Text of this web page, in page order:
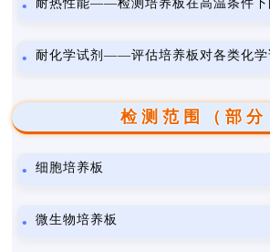
耐热性能——检测培养板在高温条件下
耐化学试剂——评估培养板对各类化学
检测范围（部分
细胞培养板
微生物培养板